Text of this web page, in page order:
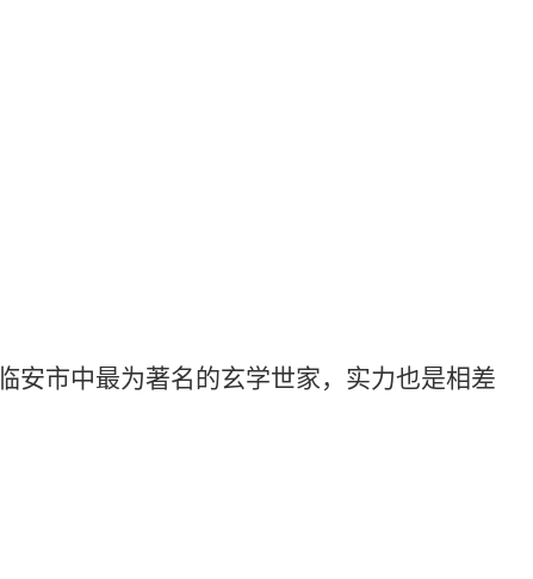
市中最为著名的玄学世家，实力也是相差